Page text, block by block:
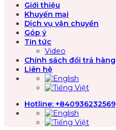
Giới thiệu
Khuyến mại
Dịch vụ vận chuyển
Góp ý
Tin tức
Video
Chính sách đổi trả hàng
Liên hệ
Hotline: +840936232569